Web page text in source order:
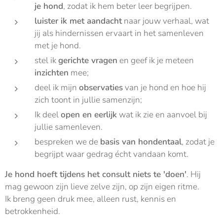
je hond, zodat ik hem beter leer begrijpen.
luister ik met aandachtnaar jouw verhaal, wat
jij als hindernissen ervaart in het samenleven
met je hond.
stel ikgerichte vragen en geef ik je meteen
inzichten mee;
deel ik mijn observatiesvan je hond en hoe hij
zich toont in jullie samenzijn;
Ik deelopen en eerlijk wat ik zie en aanvoel bij
jullie samenleven.
bespreken we de basis van hondentaal, zodat je
begrijpt waar gedrag écht vandaan komt.
Je hond hoeft tijdens het consult niets te 'doen'. Hij
mag gewoon zijn lieve zelve zijn, op zijn eigen ritme.
Ik breng geen druk mee, alleen rust, kennis en
betrokkenheid.